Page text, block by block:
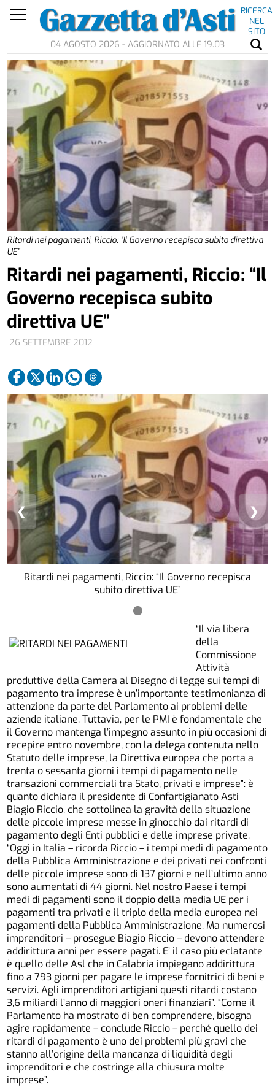
RICERCA
NEL
SITO
04 AGOSTO 2026 - AGGIORNATO ALLE 19.03
Ritardi nei pagamenti, Riccio: “Il Governo recepisca subito direttiva
UE”
26 SETTEMBRE 2012
Ritardi nei pagamenti, Riccio: “Il
Governo recepisca subito
direttiva UE”
Ritardi nei pagamenti, Riccio: “Il Governo recepisca
subito direttiva UE”
❮ ❯
“Il via libera
della
Commissione
Attività
produttive della Camera al Disegno di legge sui tempi di
pagamento tra imprese è un’importante testimonianza di
attenzione da parte del Parlamento ai problemi delle
aziende italiane. Tuttavia, per le PMI è fondamentale che
il Governo mantenga l’impegno assunto in più occasioni di
recepire entro novembre, con la delega contenuta nello
Statuto delle imprese, la Direttiva europea che porta a
trenta o sessanta giorni i tempi di pagamento nelle
transazioni commerciali tra Stato, privati e imprese”: è
quanto dichiara il presidente di Confartigianato Asti
Biagio Riccio, che sottolinea la gravità della situazione
delle piccole imprese messe in ginocchio dai ritardi di
pagamento degli Enti pubblici e delle imprese private.
“Oggi in Italia – ricorda Riccio – i tempi medi di pagamento
della Pubblica Amministrazione e dei privati nei confronti
delle piccole imprese sono di 137 giorni e nell’ultimo anno
sono aumentati di 44 giorni. Nel nostro Paese i tempi
medi di pagamenti sono il doppio della media UE per i
pagamenti tra privati e il triplo della media europea nei
pagamenti della Pubblica Amministrazione. Ma numerosi
imprenditori – prosegue Biagio Riccio – devono attendere
addirittura anni per essere pagati. E’ il caso più eclatante
è quello delle Asl che in Calabria impiegano addirittura
fino a 793 giorni per pagare le imprese fornitrici di beni e
servizi. Agli imprenditori artigiani questi ritardi costano
3,6 miliardi l’anno di maggiori oneri finanziari”. “Come il
Parlamento ha mostrato di ben comprendere, bisogna
agire rapidamente – conclude Riccio – perché quello dei
ritardi di pagamento è uno dei problemi più gravi che
stanno all’origine della mancanza di liquidità degli
imprenditori e che costringe alla chiusura molte
imprese”.